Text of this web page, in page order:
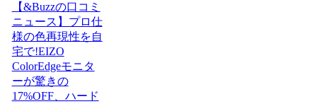
【&Buzzの口コミ
ニュース】プロ仕
様の色再現性を自
宅で!EIZO
ColorEdgeモニタ
ーが驚きの
17%OFF、ハード